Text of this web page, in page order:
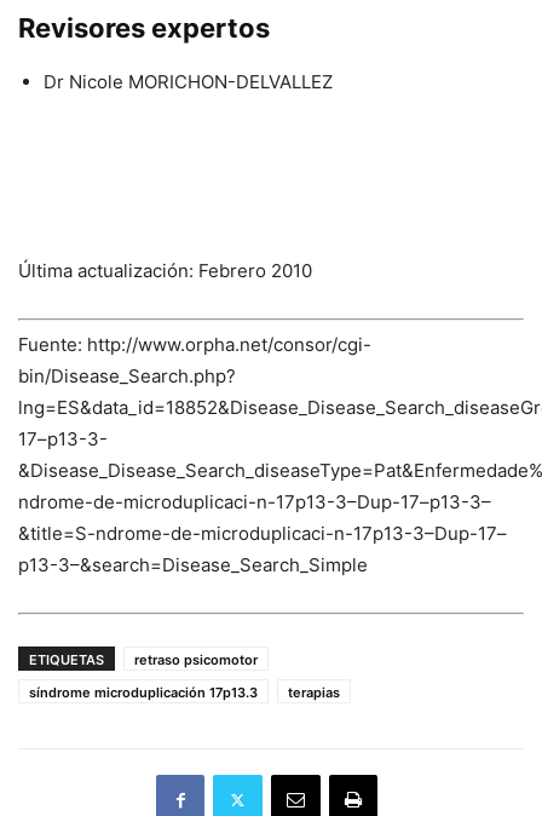
Revisores expertos
Dr Nicole MORICHON-DELVALLEZ
Última actualización: Febrero 2010
Fuente: http://www.orpha.net/consor/cgi-
bin/Disease_Search.php?
17–p13-3-
ndrome-de-microduplicaci-n-17p13-3–Dup-17–p13-3–
&title=S-ndrome-de-microduplicaci-n-17p13-3–Dup-17–
p13-3–&search=Disease_Search_Simple
ETIQUETAS
retraso psicomotor
síndrome microduplicación 17p13.3
terapias